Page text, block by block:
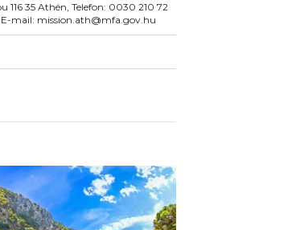
116 35 Athén, Telefon: 0030 210 72
mail: mission.ath@mfa.gov.hu